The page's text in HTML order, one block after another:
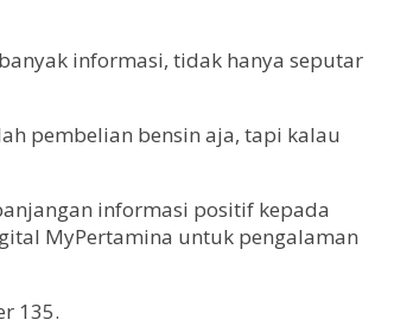
informasi, tidak hanya seputar
pembelian bensin aja, tapi kalau
informasi positif kepada
MyPertamina untuk pengalaman
135.